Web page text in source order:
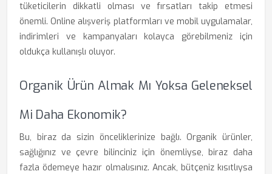
tüketicilerin dikkatli olması ve fırsatları takip etmesi
önemli. Online alışveriş platformları ve mobil uygulamalar,
indirimleri ve kampanyaları kolayca görebilmeniz için
oldukça kullanışlı oluyor.
Organik Ürün Almak Mı Yoksa Geleneksel
Mi Daha Ekonomik?
Bu, biraz da sizin önceliklerinize bağlı. Organik ürünler,
sağlığınız ve çevre bilinciniz için önemliyse, biraz daha
fazla ödemeye hazır olmalısınız. Ancak, bütçeniz kısıtlıysa